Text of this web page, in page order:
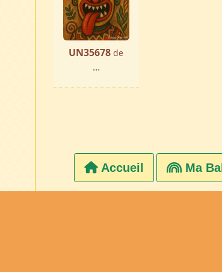
UN35678 de
...
Accueil Ma Bal